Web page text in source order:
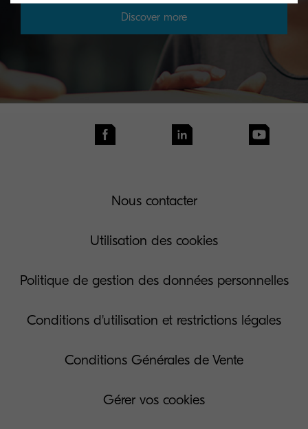
Discover more
Nous contacter
Utilisation des cookies
Politique de gestion des données personnelles
Conditions d'utilisation et restrictions légales
Conditions Générales de Vente
Gérer vos cookies